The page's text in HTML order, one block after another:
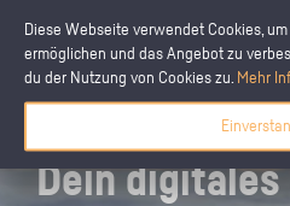
Diese Webseite verwendet Cookies,
ermöglichen und das Angebot zu
du der Nutzung von Cookies zu. Mehr
Dein